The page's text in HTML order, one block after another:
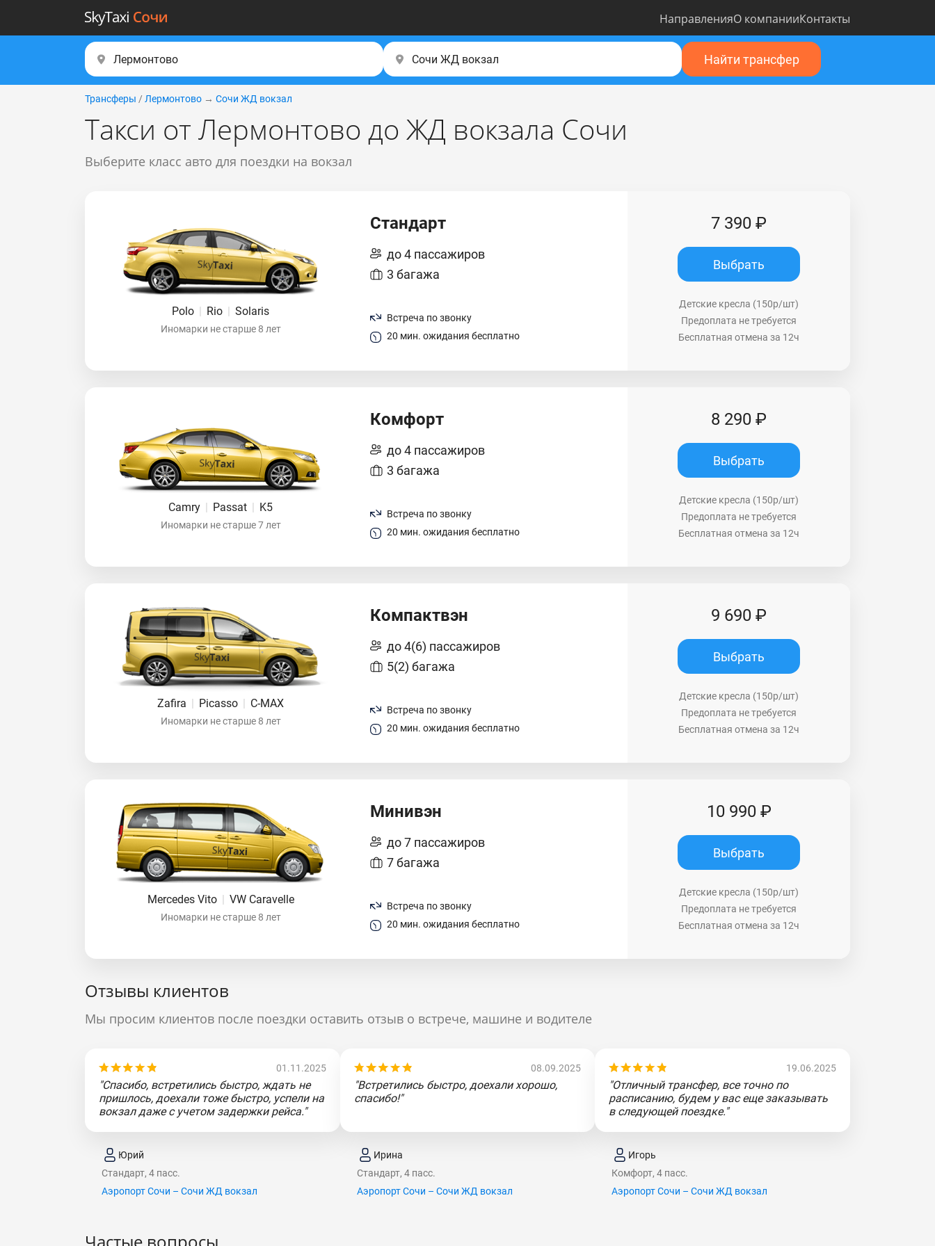
НаправленияО компанииКонтакты
Найти трансфер
Трансферы / Лермонтово → Сочи ЖД вокзал
Такси от Лермонтово до ЖД вокзала Сочи
Выберите класс авто для поездки на вокзал
Polo | Rio | Solaris
Иномарки не старше 8 лет
Стандарт
до 4 пассажиров
3 багажа
Встреча по звонку
20 мин. ожидания бесплатно
7 390 ₽
Выбрать
Детские кресла (150р/шт)
Предоплата не требуется
Бесплатная отмена за 12ч
Camry | Passat | K5
Иномарки не старше 7 лет
Комфорт
до 4 пассажиров
3 багажа
Встреча по звонку
20 мин. ожидания бесплатно
8 290 ₽
Выбрать
Детские кресла (150р/шт)
Предоплата не требуется
Бесплатная отмена за 12ч
Zafira | Picasso | C-MAX
Иномарки не старше 8 лет
Компактвэн
до 4(6) пассажиров
5(2) багажа
Встреча по звонку
20 мин. ожидания бесплатно
9 690 ₽
Выбрать
Детские кресла (150р/шт)
Предоплата не требуется
Бесплатная отмена за 12ч
Mercedes Vito | VW Caravelle
Иномарки не старше 8 лет
Минивэн
до 7 пассажиров
7 багажа
Встреча по звонку
20 мин. ожидания бесплатно
10 990 ₽
Выбрать
Детские кресла (150р/шт)
Предоплата не требуется
Бесплатная отмена за 12ч
Отзывы клиентов
Мы просим клиентов после поездки оставить отзыв о встрече, машине и водителе
01.11.2025
"Спасибо, встретились быстро, ждать не
пришлось, доехали тоже быстро, успели на
вокзал даже с учетом задержки рейса."
Юрий
Стандарт, 4 пасс.
Аэропорт Сочи – Сочи ЖД вокзал
08.09.2025
"Встретились быстро, доехали хорошо,
спасибо!"
Ирина
Стандарт, 4 пасс.
Аэропорт Сочи – Сочи ЖД вокзал
19.06.2025
"Отличный трансфер, все точно по
расписанию, будем у вас еще заказывать
в следующей поездке."
Игорь
Комфорт, 4 пасс.
Аэропорт Сочи – Сочи ЖД вокзал